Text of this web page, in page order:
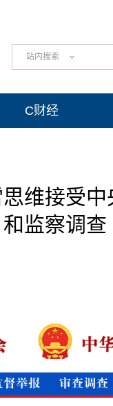
站内搜索
C财经
维接受
和监察调查